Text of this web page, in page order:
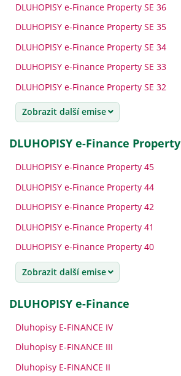
DLUHOPISY e-Finance Property SE 36
DLUHOPISY e-Finance Property SE 35
DLUHOPISY e-Finance Property SE 34
DLUHOPISY e-Finance Property SE 33
DLUHOPISY e-Finance Property SE 32
Zobrazit další emise
DLUHOPISY e-Finance Property
DLUHOPISY e-Finance Property 45
DLUHOPISY e-Finance Property 44
DLUHOPISY e-Finance Property 42
DLUHOPISY e-Finance Property 41
DLUHOPISY e-Finance Property 40
Zobrazit další emise
DLUHOPISY e-Finance
Dluhopisy E-FINANCE IV
Dluhopisy E-FINANCE III
Dluhopisy E-FINANCE II